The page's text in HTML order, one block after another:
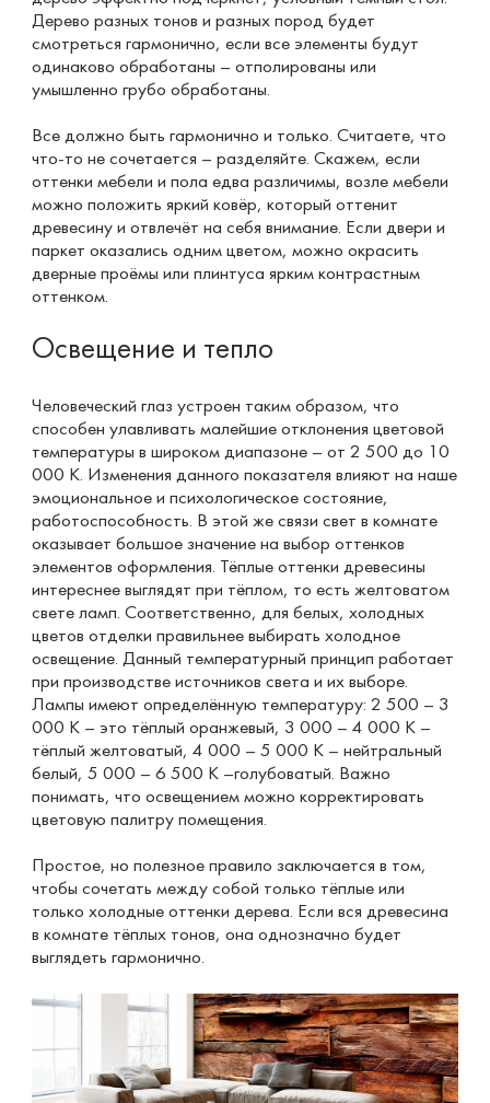
Дерево разных тонов и разных пород будет
смотреться гармонично, если все элементы будут
одинаково обработаны – отполированы или
умышленно грубо обработаны.
Все должно быть гармонично и только. Считаете, что
что-то не сочетается – разделяйте. Скажем, если
оттенки мебели и пола едва различимы, возле мебели
можно положить яркий ковёр, который оттенит
древесину и отвлечёт на себя внимание. Если двери и
паркет оказались одним цветом, можно окрасить
дверные проёмы или плинтуса ярким контрастным
оттенком.
Освещение и тепло
Человеческий глаз устроен таким образом, что
способен улавливать малейшие отклонения цветовой
температуры в широком диапазоне – от 2 500 до 10
000 К. Изменения данного показателя влияют на наше
эмоциональное и психологическое состояние,
работоспособность. В этой же связи свет в комнате
оказывает большое значение на выбор оттенков
элементов оформления. Тёплые оттенки древесины
интереснее выглядят при тёплом, то есть желтоватом
свете ламп. Соответственно, для белых, холодных
цветов отделки правильнее выбирать холодное
освещение. Данный температурный принцип работает
при производстве источников света и их выборе.
Лампы имеют определённую температуру: 2 500 – 3
000 К – это тёплый оранжевый, 3 000 – 4 000 К –
тёплый желтоватый, 4 000 – 5 000 К – нейтральный
белый, 5 000 – 6 500 К –голубоватый. Важно
понимать, что освещением можно корректировать
цветовую палитру помещения.
Простое, но полезное правило заключается в том,
чтобы сочетать между собой только тёплые или
только холодные оттенки дерева. Если вся древесина
в комнате тёплых тонов, она однозначно будет
выглядеть гармонично.